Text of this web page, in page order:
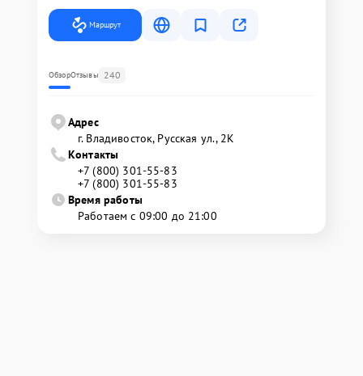
Маршрут
ОбзорОтзывы 240
Адрес
г. Владивосток, Русская ул., 2К
Контакты
+7 (800) 301-55-83
+7 (800) 301-55-83
Время работы
Работаем с 09:00 до 21:00